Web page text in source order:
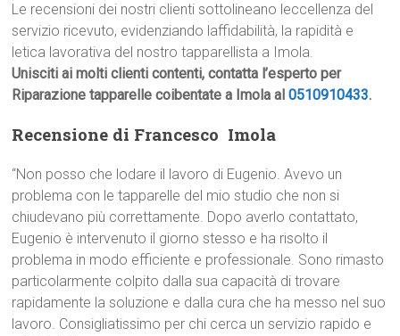
Le recensioni dei nostri clienti sottolineano leccellenza del
servizio ricevuto, evidenziando laffidabilità, la rapidità e
letica lavorativa del nostro tapparellista a Imola.
Unisciti ai molti clienti contenti, contatta l’esperto per
Riparazione tapparelle coibentate a Imola al0510910433.
Recensione di Francesco  Imola
“Non posso che lodare il lavoro di Eugenio. Avevo un
problema con le tapparelle del mio studio che non si
chiudevano più correttamente. Dopo averlo contattato,
Eugenio è intervenuto il giorno stesso e ha risolto il
problema in modo efficiente e professionale. Sono rimasto
particolarmente colpito dalla sua capacità di trovare
rapidamente la soluzione e dalla cura che ha messo nel suo
lavoro. Consigliatissimo per chi cerca un servizio rapido e